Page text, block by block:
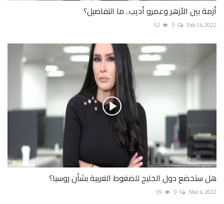
أزمة بين الأزهر وعمرو أديب.. ما التفاصيل؟
Feb 14, 2022
0
52
هل ستخضع دول الخليج للضغوط الغربية بشأن روسيا؟
Mar 4, 2022
0
59